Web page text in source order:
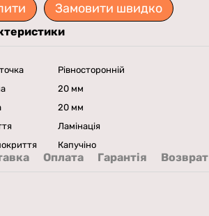
Замовити швидко
Рівносторонній
20 мм
20 мм
Ламінація
Капучіно
Оплата Гарантія Возврат